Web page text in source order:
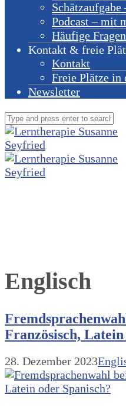
Podcast – mit
Häufige
Kontakt & freie
Kontakt
Freie Plätze in
Newsletter
Englisch
Französisch,
28. Dezember 2023